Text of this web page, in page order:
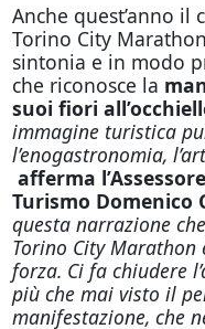
Anche quest’anno
Torino City
sintonia e in modo
che riconosce la
suoi fiori
immagine turistica
l’enogastronomia,
afferma
Turismo Domenico
questa narrazione
Torino City
forza. Ci fa chiudere
più che mai visto il
manifestazione, che